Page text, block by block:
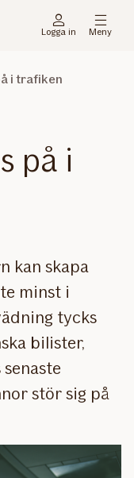
Logga in Meny
i trafiken
på i
kan skapa
minst i
tycks
bilister,
stör sig på